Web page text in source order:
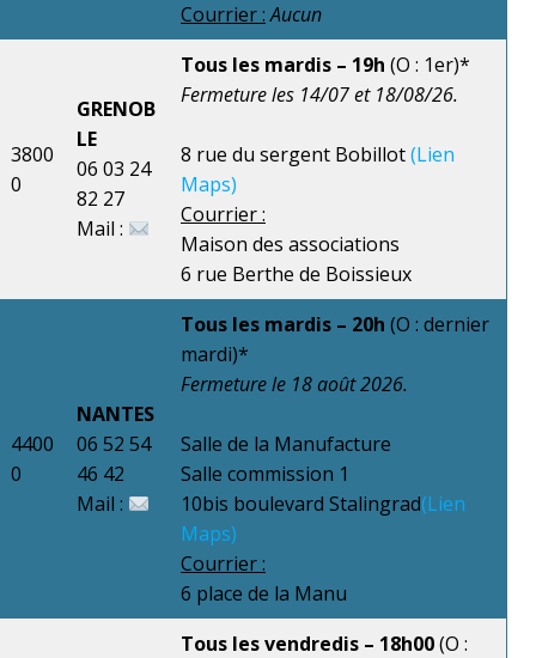
Courrier : Aucun
3800
0
GRENOB
LE
06 03 24
82 27
Mail :
Tous les mardis – 19h (O : 1er)*
Fermeture les 14/07 et 18/08/26.
8 rue du sergent Bobillot(Lien
Maps)
Courrier :
Maison des associations
6 rue Berthe de Boissieux
4400
0
NANTES
06 52 54
46 42
Mail :
Tous les mardis – 20h (O : dernier
mardi)*
Fermeture le 18 août 2026.
Salle de la Manufacture
Salle commission 1
10bis boulevard Stalingrad(Lien
Maps)
Courrier :
6 place de la Manu
Tous les vendredis – 18h00(O :